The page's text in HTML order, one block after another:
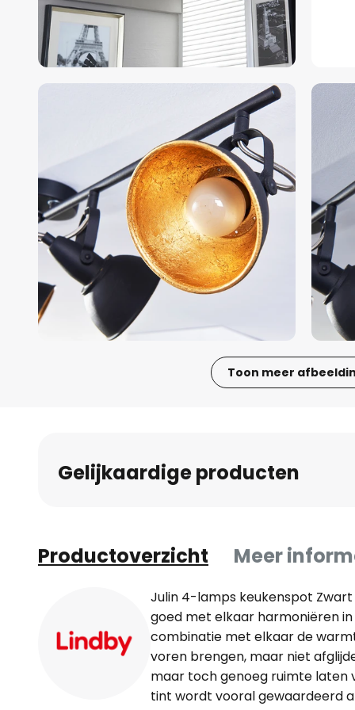
Toon meer
vanGelijkaardige producten
Productoverzicht Meer
Julin 4-lamps keukenspot Zwart
goed met elkaar harmoniëren
combinatie met elkaar de
voren brengen, maar niet
maar toch genoeg ruimte laten
tint wordt vooral gewaardeerd